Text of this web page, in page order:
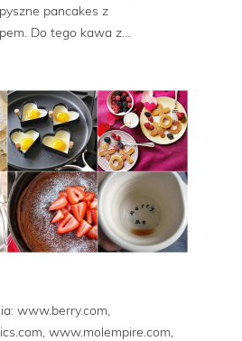
pancakes z
Do tego kawa z…
www.berry.com,
www.molempire.com,